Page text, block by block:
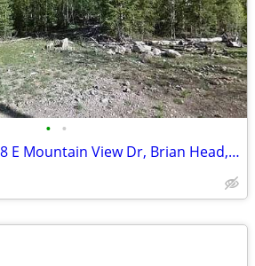
• •
🏔️ JUST LISTED | 248 E Mountain View Dr, Brian Head, UT 84719